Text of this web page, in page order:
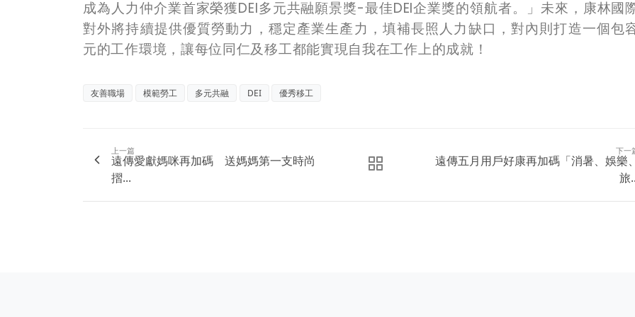
成為人力仲介業首家榮獲DEI多元共融願景獎-最佳DEI企業獎的領航者。」未來，康林國
對外將持續提供優質勞動力，穩定產業生產力，填補長照人力缺口，對內則打造一個包
元的工作環境，讓每位同仁及移工都能實現自我在工作上的成就！
友善職場 模範勞工 多元共融 DEI 優秀移工
上一篇
遠傳愛獻媽咪再加碼 送媽媽第一支時尚
摺...
下一
遠傳五月用戶好康再加碼「消暑、娛樂、
旅